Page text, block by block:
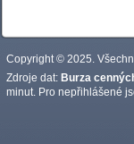
Copyright © 2025.
Zdroje dat: Burza
minut. Pro nepřihlášené